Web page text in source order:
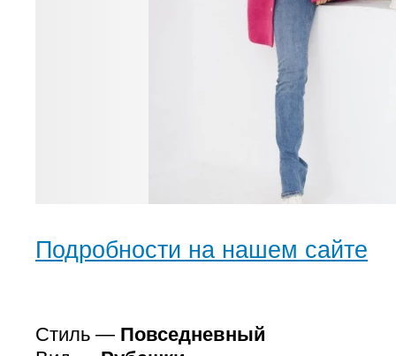
Подробности на нашем сайте
Стиль — Повседневный